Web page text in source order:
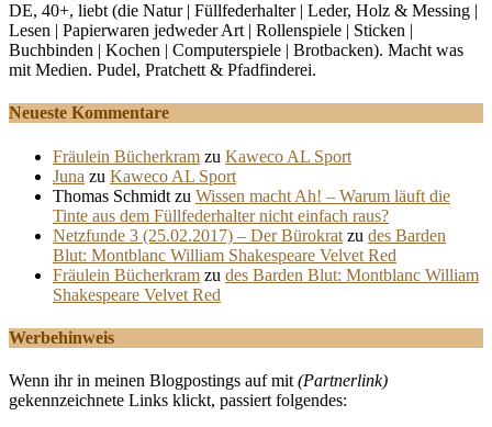
DE, 40+, liebt (die Natur | Füllfederhalter | Leder, Holz & Messing |
Lesen | Papierwaren jedweder Art | Rollenspiele | Sticken |
Buchbinden | Kochen | Computerspiele | Brotbacken). Macht was
mit Medien. Pudel, Pratchett & Pfadfinderei.
Neueste Kommentare
Fräulein Bücherkram zu Kaweco AL Sport
Juna zu Kaweco AL Sport
Thomas Schmidt zu Wissen macht Ah! – Warum läuft die
Tinte aus dem Füllfederhalter nicht einfach raus?
Netzfunde 3 (25.02.2017) – Der Bürokrat zu des Barden
Blut: Montblanc William Shakespeare Velvet Red
Fräulein Bücherkram zu des Barden Blut: Montblanc William
Shakespeare Velvet Red
Werbehinweis
Wenn ihr in meinen Blogpostings auf mit (Partnerlink)
gekennzeichnete Links klickt, passiert folgendes: